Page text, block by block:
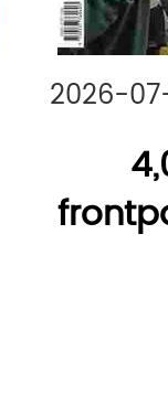
2026-